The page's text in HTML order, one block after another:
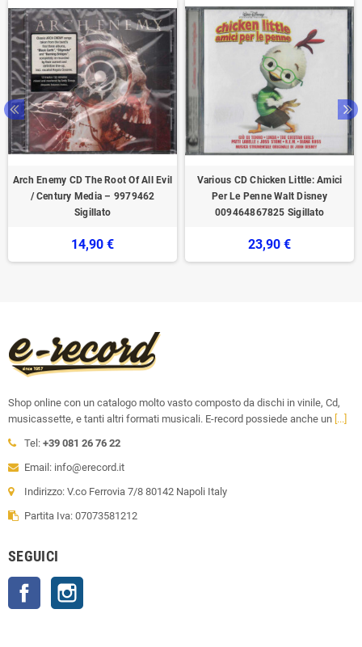
Arch Enemy CD The Root Of All Evil
/ Century Media – 9979462
Sigillato
14,90 €
Various CD Chicken Little: Amici
Per Le Penne Walt Disney
009464867825 Sigillato
23,90 €
Shop online con un catalogo molto vasto composto da dischi in vinile, Cd,
musicassette, e tanti altri formati musicali. E-record possiede anche un [...]
Tel: +39 081 26 76 22
Email: info@erecord.it
Indirizzo: V.co Ferrovia 7/8 80142 Napoli Italy
Partita Iva: 07073581212
SEGUICI
Facebook